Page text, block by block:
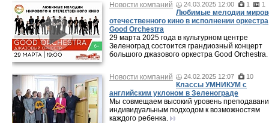
Новости компаний 24.03.2025 12:00 1 1
Любимые мелодии
отечественного кино в исполнении оркестра
Good Orchestra
29 марта 2025 года в культурном центре
Зеленоград состоится грандиозный концерт
большого джазового оркестра Good Orchestra.
Новости компаний 24.02.2025 12:07 10
Классы УМНИКУМ с
английским уклоном в Зеленограде
Мы совмещаем высокий уровень
индивидуальным подходом к возможностям
каждого ребенка.